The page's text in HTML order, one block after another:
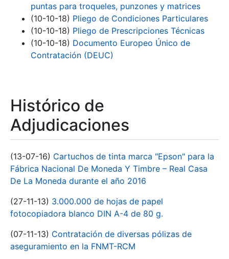
puntas para troqueles, punzones y matrices
(10-10-18) Pliego de Condiciones Particulares
(10-10-18) Pliego de Prescripciones Técnicas
(10-10-18) Documento Europeo Único de
Contratación (DEUC)
Histórico de
Adjudicaciones
(13-07-16) Cartuchos de tinta marca "Epson" para la
Fábrica Nacional De Moneda Y Timbre – Real Casa
De La Moneda durante el año 2016
(27-11-13) 3.000.000 de hojas de papel
fotocopiadora blanco DIN A-4 de 80 g.
(07-11-13) Contratación de diversas pólizas de
aseguramiento en la FNMT-RCM